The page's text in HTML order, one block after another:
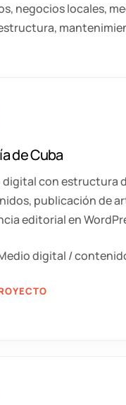
negocios locales,
de Cuba
digital con estructura
publicación de
editorial en
digital /